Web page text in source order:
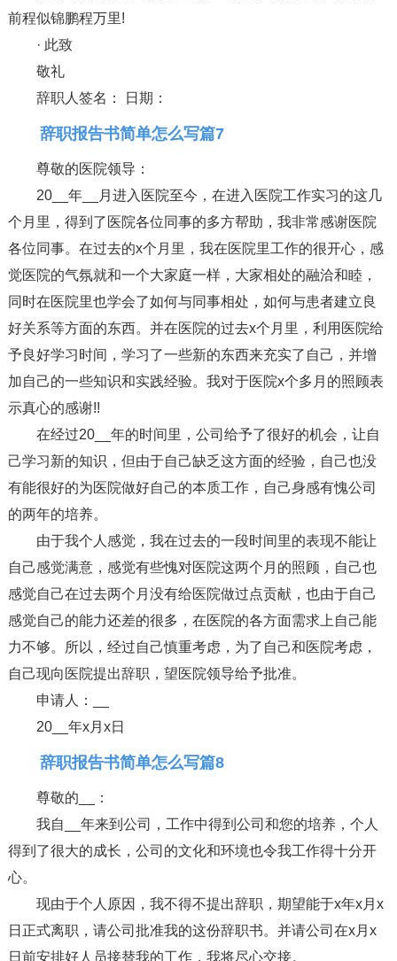
前程似锦鹏程万里!
· 此致
敬礼
辞职人签名： 日期：
辞职报告书简单怎么写篇7
尊敬的医院领导：
20__年__月进入医院至今，在进入医院工作实习的这几
个月里，得到了医院各位同事的多方帮助，我非常感谢医院
各位同事。在过去的x个月里，我在医院里工作的很开心，感
觉医院的气氛就和一个大家庭一样，大家相处的融洽和睦，
同时在医院里也学会了如何与同事相处，如何与患者建立良
好关系等方面的东西。并在医院的过去x个月里，利用医院给
予良好学习时间，学习了一些新的东西来充实了自己，并增
加自己的一些知识和实践经验。我对于医院x个多月的照顾表
示真心的感谢!!
在经过20__年的时间里，公司给予了很好的机会，让自
己学习新的知识，但由于自己缺乏这方面的经验，自己也没
有能很好的为医院做好自己的本质工作，自己身感有愧公司
的两年的培养。
由于我个人感觉，我在过去的一段时间里的表现不能让
自己感觉满意，感觉有些愧对医院这两个月的照顾，自己也
感觉自己在过去两个月没有给医院做过点贡献，也由于自己
感觉自己的能力还差的很多，在医院的各方面需求上自己能
力不够。所以，经过自己慎重考虑，为了自己和医院考虑，
自己现向医院提出辞职，望医院领导给予批准。
申请人：__
20__年x月x日
辞职报告书简单怎么写篇8
尊敬的__：
我自__年来到公司，工作中得到公司和您的培养，个人
得到了很大的成长，公司的文化和环境也令我工作得十分开
心。
现由于个人原因，我不得不提出辞职，期望能于x年x月x
日正式离职，请公司批准我的这份辞职书。并请公司在x月x
日前安排好人员接替我的工作，我将尽心交接。